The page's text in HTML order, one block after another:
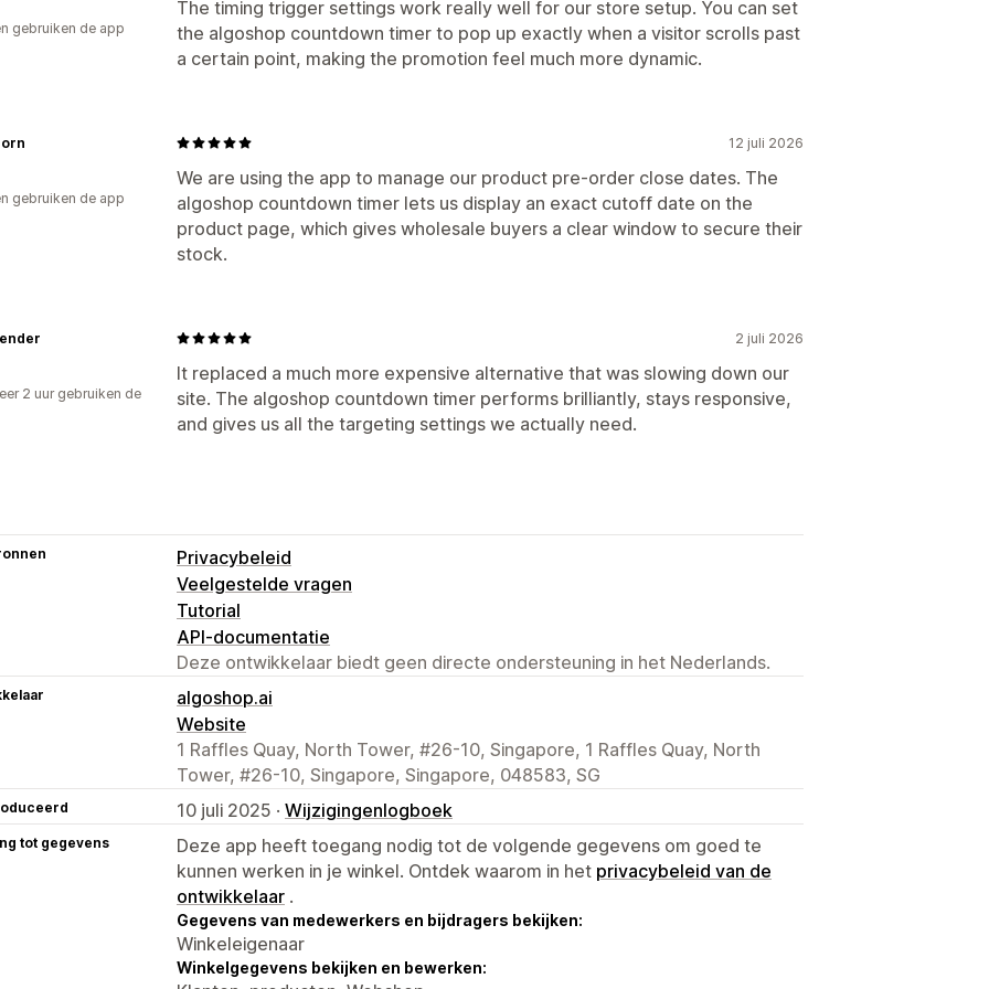
The timing trigger settings work really well for our store setup. You can set
the algoshop countdown timer to pop up exactly when a visitor scrolls past
a certain point, making the promotion feel much more dynamic.
gebruiken de app
12 juli 2026
We are using the app to manage our product pre-order close dates. The
algoshop countdown timer lets us display an exact cutoff date on the
product page, which gives wholesale buyers a clear window to secure their
stock.
gebruiken de app
2 juli 2026
It replaced a much more expensive alternative that was slowing down our
site. The algoshop countdown timer performs brilliantly, stays responsive,
and gives us all the targeting settings we actually need.
2 uur gebruiken de
Privacybeleid
Veelgestelde vragen
Tutorial
API-documentatie
Deze ontwikkelaar biedt geen directe ondersteuning in het Nederlands.
algoshop.ai
Website
1 Raffles Quay, North Tower, #26-10, Singapore, 1 Raffles Quay, North
Tower, #26-10, Singapore, Singapore, 048583, SG
10 juli 2025 · Wijzigingenlogboek
tot gegevens
Deze app heeft toegang nodig tot de volgende gegevens om goed te
kunnen werken in je winkel. Ontdek waarom in het privacybeleid van de
ontwikkelaar .
Gegevens van medewerkers en bijdragers bekijken:
Winkeleigenaar
Winkelgegevens bekijken en bewerken: